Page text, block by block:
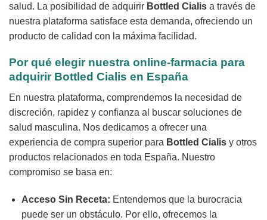
salud. La posibilidad de adquirir Bottled Cialis a través de
nuestra plataforma satisface esta demanda, ofreciendo un
producto de calidad con la máxima facilidad.
Por qué elegir nuestra online-farmacia para
adquirir Bottled Cialis en España
En nuestra plataforma, comprendemos la necesidad de
discreción, rapidez y confianza al buscar soluciones de
salud masculina. Nos dedicamos a ofrecer una
experiencia de compra superior para Bottled Cialis y otros
productos relacionados en toda España. Nuestro
compromiso se basa en:
Acceso Sin Receta: Entendemos que la burocracia
puede ser un obstáculo. Por ello, ofrecemos la